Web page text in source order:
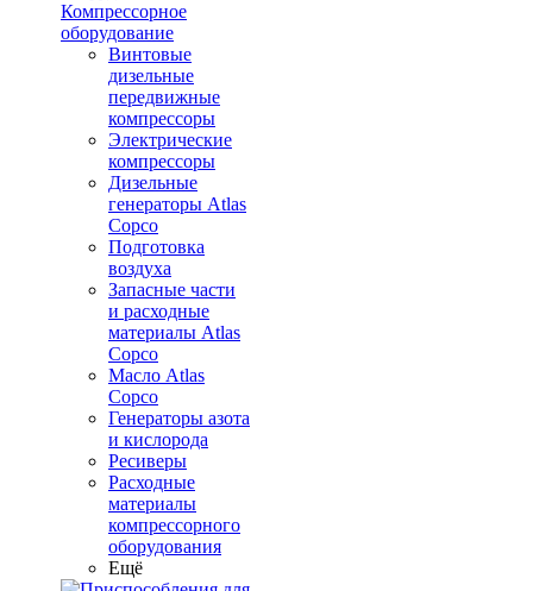
Компрессорное
оборудование
Винтовые
дизельные
передвижные
компрессоры
Электрические
компрессоры
Дизельные
генераторы Atlas
Copco
Подготовка
воздуха
Запасные части
и расходные
материалы Atlas
Copco
Масло Atlas
Copco
Генераторы азота
и кислорода
Ресиверы
Расходные
материалы
компрессорного
оборудования
Ещё